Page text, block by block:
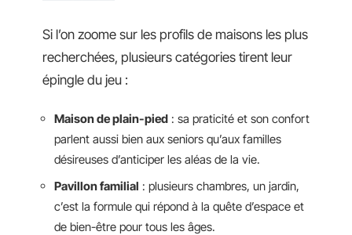
Si l’on zoome sur les profils de maisons les plus
recherchées, plusieurs catégories tirent leur
épingle du jeu :
Maison de plain-pied : sa praticité et son confort
parlent aussi bien aux seniors qu’aux familles
désireuses d’anticiper les aléas de la vie.
Pavillon familial : plusieurs chambres, un jardin,
c’est la formule qui répond à la quête d’espace et
de bien-être pour tous les âges.